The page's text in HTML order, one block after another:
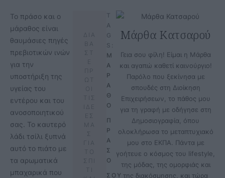
Το πράσο και ο
μάραθος είναι
θαυμάσιες πηγές
πρεβιοτικών ινών
για την
υποστήριξη της
υγείας του
εντέρου και του
ανοσοποιητικού
σας. Το καυτερό
λάδι τσίλι ξυπνά
αυτό το πιάτο με
τα αρωματικά
μπαχαρικά που
ΔΙΑ
ΒΑ
ΣΤ
ΠΡ
ΤΙΣ
ΙΔΕ
ΕΣ
ΜΑ
Σ
ΓΙΑ
ΣΠΙ
T
A
G
S:
Μ
Α
Ρ
Α
Θ
Ο
Π
Ρ
Α
Σ
Ο
ΣΟΥ
Μάρθα Κατσαρού
Γεια σου φίλη! Είμαι η Μάρθα
και αγαπώ καθετί καινούργιο!
Παρόλο που ξεκίνησα με
σπουδές στη Διοίκηση
Επιχειρήσεων, το πάθος μου
για τη γραφή με οδήγησε στη
Δημοσιογραφία, όπου
ολοκλήρωσα το μεταπτυχιακό
μου στο ΕΚΠΑ. Πάντα με
γοήτευε ο κόσμος του lifestyle,
της μόδας, της ομορφιάς και
της διακόσμησης, και τώρα